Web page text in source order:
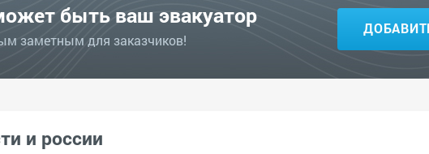
быть ваш эвакуатор
заметным для заказчиков!
и россии